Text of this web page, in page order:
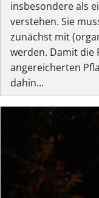
insbesondere als
verstehen. Sie
zunächst mit
werden. Damit die
angereicherten
dahin...